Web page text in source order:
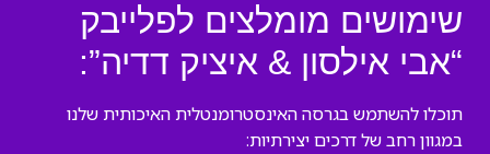
שימושים מומלצים לפלייבק
“אבי אילסון & איציק דדיה”:
תוכלו להשתמש בגרסה האינסטרומנטלית האיכותית שלנו
במגוון רחב של דרכים יצירתיות: